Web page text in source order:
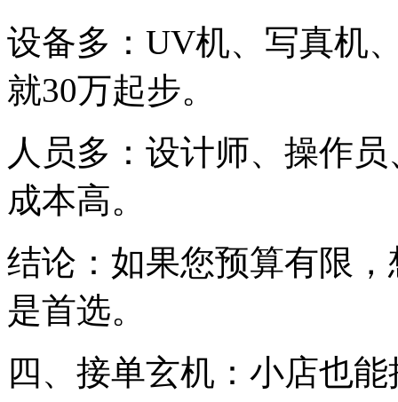
设备多：UV机、写真机
就30万起步。
人员多：设计师、操作
成本高。
结论：如果您预算有限
是首选。
四、接单玄机：小店也